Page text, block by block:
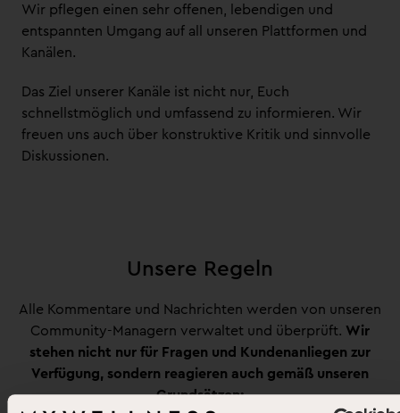
Wir pflegen einen sehr offenen, lebendigen und
entspannten Umgang auf all unseren Plattformen und
Kanälen.
Das Ziel unserer Kanäle ist nicht nur, Euch
schnellstmöglich und umfassend zu informieren. Wir
freuen uns auch über konstruktive Kritik und sinnvolle
Diskussionen.
Unsere Regeln
Alle Kommentare und Nachrichten werden von unseren
Community-Managern verwaltet und überprüft. Wir
stehen nicht nur für Fragen und Kundenanliegen zur
Verfügung, sondern reagieren auch gemäß unseren
Grundsätzen: